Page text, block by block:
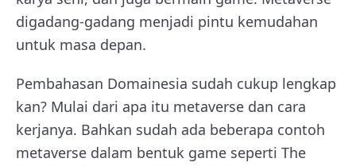
digadang-gadang menjadi pintu kemudahan
untuk masa depan.
Pembahasan Domainesia sudah cukup lengkap
kan? Mulai dari apa itu metaverse dan cara
kerjanya. Bahkan sudah ada beberapa contoh
metaverse dalam bentuk game seperti The